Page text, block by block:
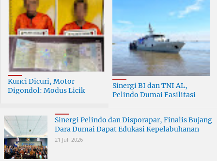
Kunci Dicuri, Motor
Digondol: Modus Licik
Terungkap
Sinergi BI dan TNI AL,
Pelindo Dumai Fasilitasi
Sinergi Pelindo dan Disporapar, Finalis Bujang
Dara Dumai Dapat Edukasi Kepelabuhanan
21 Juli 2026